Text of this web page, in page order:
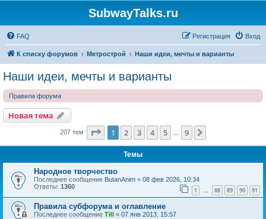
SubwayTalks.ru
FAQ Вход
Регистрация
К списку форумов Метрострой Наши идеи, мечты и варианты
Наши идеи, мечты и варианты
Правила форума
Новая тема
207 тем Страница из
1 2 3 4 5 9
Темы
Народное творчество
Последнее сообщение ButanAnim « 08 фев 2026, 10:34
Ответы: 1360 1 … 88 89 90 91
Правила субфорума и оглавление
Последнее сообщение Till « 07 янв 2013, 15:57